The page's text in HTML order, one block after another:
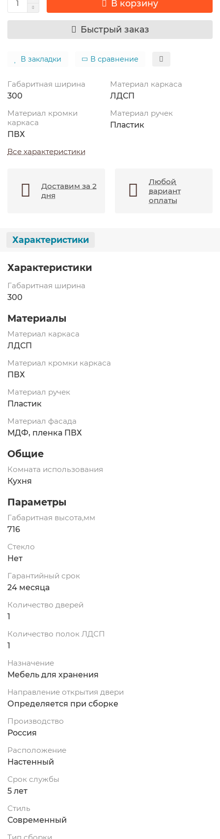
В корзину
Быстрый заказ
В закладки В сравнение
Габаритная ширина
300
Материал каркаса
ЛДСП
Материал кромки
каркаса
ПВХ
Материал ручек
Пластик
Все характеристики
Доставим за 2
дня
Любой
вариант
оплаты
Характеристики
Характеристики
Габаритная ширина
300
Материалы
Материал каркаса
ЛДСП
Материал кромки каркаса
ПВХ
Материал ручек
Пластик
Материал фасада
МДФ, пленка ПВХ
Общие
Комната использования
Кухня
Параметры
Габаритная высота,мм
716
Стекло
Нет
Гарантийный срок
24 месяца
Количество дверей
1
Количество полок ЛДСП
1
Назначение
Мебель для хранения
Направление открытия двери
Определяется при сборке
Производство
Россия
Расположение
Настенный
Срок службы
5 лет
Стиль
Современный